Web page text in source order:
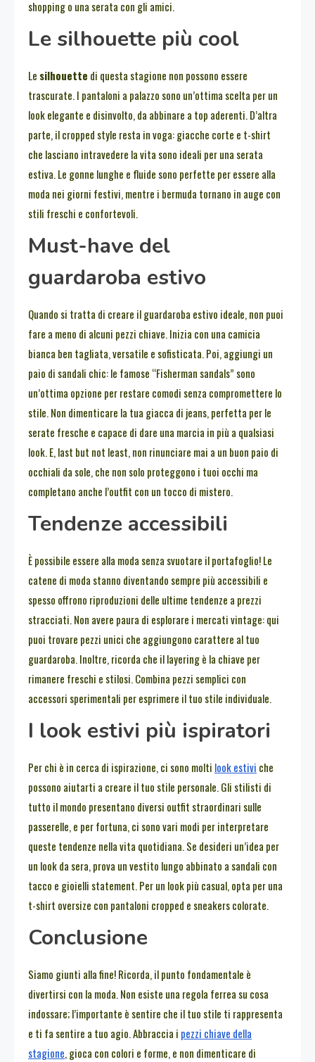
shopping o una serata con gli amici.
Le silhouette più cool
Le silhouette di questa stagione non possono essere
trascurate. I pantaloni a palazzo sono un’ottima scelta per un
look elegante e disinvolto, da abbinare a top aderenti. D’altra
parte, il cropped style resta in voga: giacche corte e t-shirt
che lasciano intravedere la vita sono ideali per una serata
estiva. Le gonne lunghe e fluide sono perfette per essere alla
moda nei giorni festivi, mentre i bermuda tornano in auge con
stili freschi e confortevoli.
Must-have del
guardaroba estivo
Quando si tratta di creare il guardaroba estivo ideale, non puoi
fare a meno di alcuni pezzi chiave. Inizia con una camicia
bianca ben tagliata, versatile e sofisticata. Poi, aggiungi un
paio di sandali chic: le famose “Fisherman sandals” sono
un’ottima opzione per restare comodi senza compromettere lo
stile. Non dimenticare la tua giacca di jeans, perfetta per le
serate fresche e capace di dare una marcia in più a qualsiasi
look. E, last but not least, non rinunciare mai a un buon paio di
occhiali da sole, che non solo proteggono i tuoi occhi ma
completano anche l’outfit con un tocco di mistero.
Tendenze accessibili
È possibile essere alla moda senza svuotare il portafoglio! Le
catene di moda stanno diventando sempre più accessibili e
spesso offrono riproduzioni delle ultime tendenze a prezzi
stracciati. Non avere paura di esplorare i mercati vintage: qui
puoi trovare pezzi unici che aggiungono carattere al tuo
guardaroba. Inoltre, ricorda che il layering è la chiave per
rimanere freschi e stilosi. Combina pezzi semplici con
accessori sperimentali per esprimere il tuo stile individuale.
I look estivi più ispiratori
Per chi è in cerca di ispirazione, ci sono molti look estivi che
possono aiutarti a creare il tuo stile personale. Gli stilisti di
tutto il mondo presentano diversi outfit straordinari sulle
passerelle, e per fortuna, ci sono vari modi per interpretare
queste tendenze nella vita quotidiana. Se desideri un’idea per
un look da sera, prova un vestito lungo abbinato a sandali con
tacco e gioielli statement. Per un look più casual, opta per una
t-shirt oversize con pantaloni cropped e sneakers colorate.
Conclusione
Siamo giunti alla fine! Ricorda, il punto fondamentale è
divertirsi con la moda. Non esiste una regola ferrea su cosa
indossare; l’importante è sentire che il tuo stile ti rappresenta
e ti fa sentire a tuo agio. Abbraccia i pezzi chiave della
stagione, gioca con colori e forme, e non dimenticare di